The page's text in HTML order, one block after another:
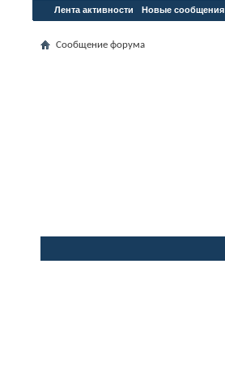
Лента активности Новые сообщения
Сообщение форума